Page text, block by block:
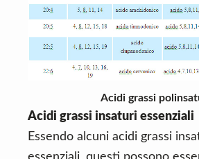
Acidi grassi
Acidi grassi insaturi essenziali
Essendo alcuni acidi grassi